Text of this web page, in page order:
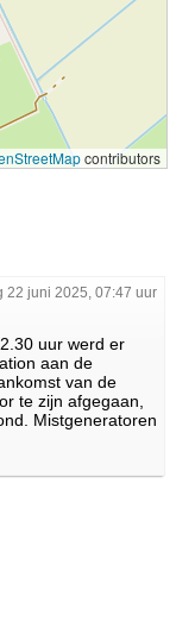
contributors
22 juni 2025, 07:47 uur
uur werd er
aan de
van de
te zijn afgegaan,
Mistgeneratoren